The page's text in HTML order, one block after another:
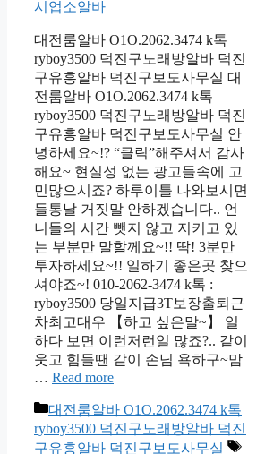
대전룸알바 O1O.2062.3474 k톡
ryboy3500 덕진구노래방알바 덕진
구유흥알바 덕진구보도사무실 대
전룸알바 O1O.2062.3474 k톡
ryboy3500 덕진구노래방알바 덕진
구유흥알바 덕진구보도사무실 안
녕하세요~!? “클릭”해주셔서 감사
해요~ 현실성 없는 광고들속에 고
민많으시죠? 하루이틀 나와보시면
들통날 거짓말 안하겠습니다.. 언
니들의 시간 뺏지 않고 지키고 있
는 부분만 말할께요~!! 딱! 3분만
투자하세요~!! 일하기 좋은곳 찾으
셔야죠~! 010-2062-3474 k톡 :
ryboy3500 당일지급3T보장출퇴근
차최고대우 【하고 싶은말~】 일
하다 보면 이런저런일 많죠?.. 같이
웃고 힘들땐 같이 손님 욕하구~맘
… Read more
카
테
고
대전룸알바 O1O.2062.3474 k톡
ryboy3500 덕진구노래방알바 덕진
구유흥알바 덕진구보도사무실
태